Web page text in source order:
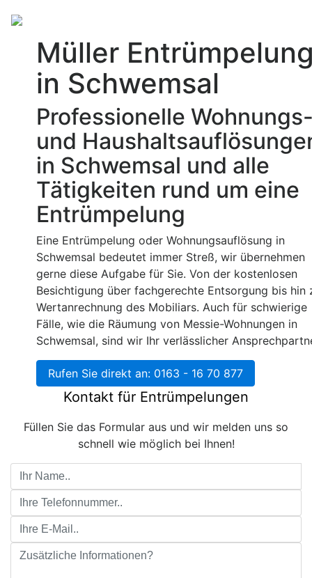
Kontakt für Entrümpelungen
Füllen Sie das Formular aus und wir melden uns so
schnell wie möglich bei Ihnen!
Müller
in Schwemsal
Professionelle
und
in Schwemsal und alle
Tätigkeiten rund um eine
Entrümpelung
Eine Entrümpelung oder Wohnungsauflösung in
Schwemsal bedeutet immer Streß, wir übernehmen
gerne diese Aufgabe für Sie. Von der kostenlosen
Besichtigung über fachgerechte Entsorgung bis hin
Wertanrechnung des Mobiliars. Auch für schwierige
Fälle, wie die Räumung von Messie-Wohnungen in
Schwemsal, sind wir Ihr verlässlicher
Rufen Sie direkt an: 0163 - 16 70 877